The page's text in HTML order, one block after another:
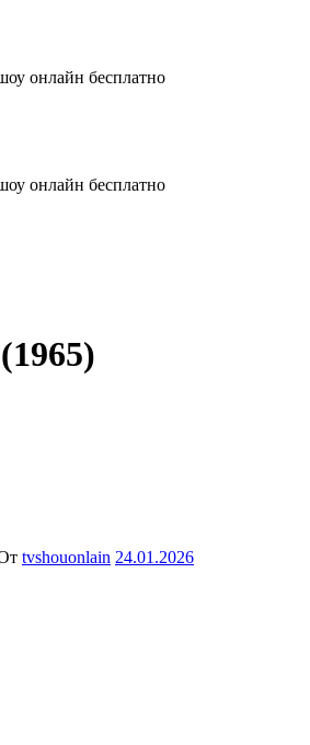
онлайн бесплатно
онлайн бесплатно
tvshouonlain 24.01.2026